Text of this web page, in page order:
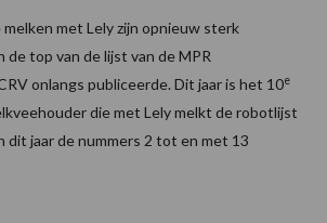
met Lely zijn opnieuw sterk
top van de lijst van de MPR
onlangs publiceerde. Dit jaar is het 10e
die met Lely melkt de robotlijst
dit jaar de nummers 2 tot en met 13